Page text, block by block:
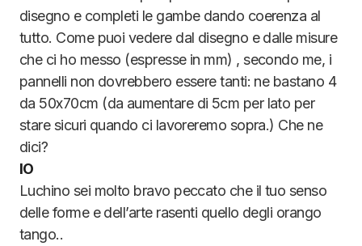
disegno e completi le gambe dando coerenza al
tutto. Come puoi vedere dal disegno e dalle misure
che ci ho messo (espresse in mm) , secondo me, i
pannelli non dovrebbero essere tanti: ne bastano 4
da 50x70cm (da aumentare di 5cm per lato per
stare sicuri quando ci lavoreremo sopra.) Che ne
dici?
IO
Luchino sei molto bravo peccato che il tuo senso
delle forme e dell’arte rasenti quello degli orango
tango..